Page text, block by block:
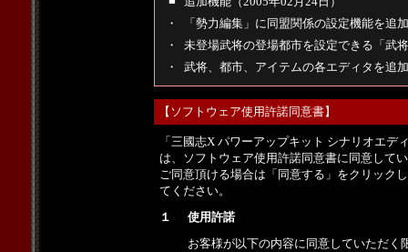
・
「勢力編集」に同盟関係の設定機能を追加
・
未登場武将の登場都市を設定できる「武
・
武将、都市、アイテムの各エディタを追
【ソフトウェア使用許諾同意書】
「三國志X パワーアップキット シナリオエ
は、ソフトウェア使用許諾同意書に同意して
ご同意頂ける場合は「同意する」をクリック
てください。
１
使用許諾
お客様が以下の内容に同意していただ